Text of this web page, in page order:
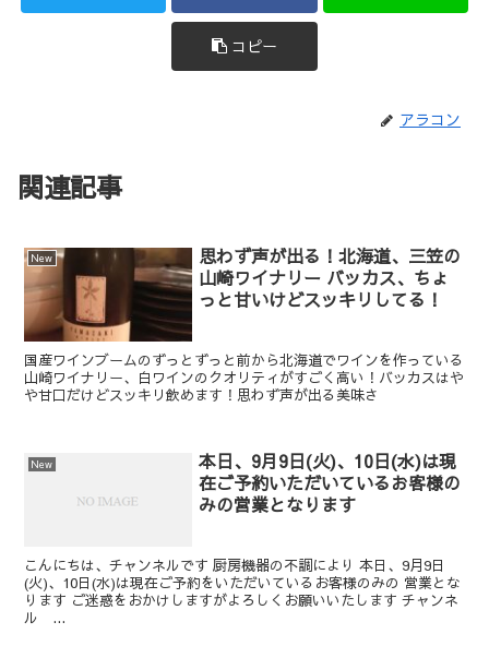
コピー
アラコン
関連記事
New
思わず声が出る！北海道、三笠の
山崎ワイナリー バッカス、ちょ
っと甘いけどスッキリしてる！
国産ワインブームのずっとずっと前から北海道でワインを作っている
山崎ワイナリー、白ワインのクオリティがすごく高い！バッカスはや
や甘口だけどスッキリ飲めます！思わず声が出る美味さ
New
本日、9月9日(火)、10日(水)は現
在ご予約いただいているお客様の
みの営業となります
こんにちは、チャンネルです 厨房機器の不調により 本日、9月9日
(火)、10日(水)は現在ご予約をいただいているお客様のみの 営業とな
ります ご迷惑をおかけしますがよろしくお願いいたします チャンネ
ル ...